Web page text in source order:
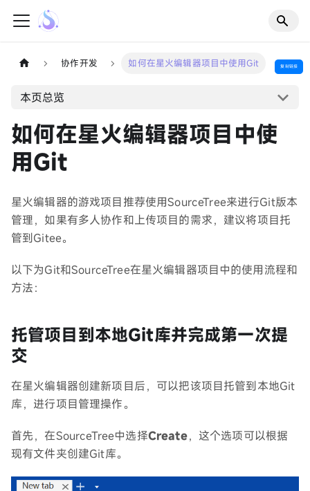
协作开发 如何在星火编辑器项目中使用Git 复制链接
本页总览
如何在星火编辑器项目中使
用Git
星火编辑器的游戏项目推荐使用SourceTree来进行Git版本
管理，如果有多人协作和上传项目的需求，建议将项目托
管到Gitee。
以下为Git和SourceTree在星火编辑器项目中的使用流程和
方法：
托管项目到本地Git库并完成第一次提
交
在星火编辑器创建新项目后，可以把该项目托管到本地Git
库，进行项目管理操作。
首先，在SourceTree中选择Create，这个选项可以根据
现有文件夹创建Git库。